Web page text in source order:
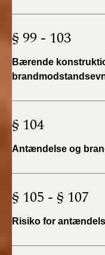
2020)
BR18 (1/1-9/3
BR18 (4/7-31/12
BR18 (1/1-4/7
BR18 (1/7-31/12
BR18 (1/1-30/6
2018)
§ 99 - 103
Bærende
§ 104
Antændelse og
§ 105 - § 107
Risiko for